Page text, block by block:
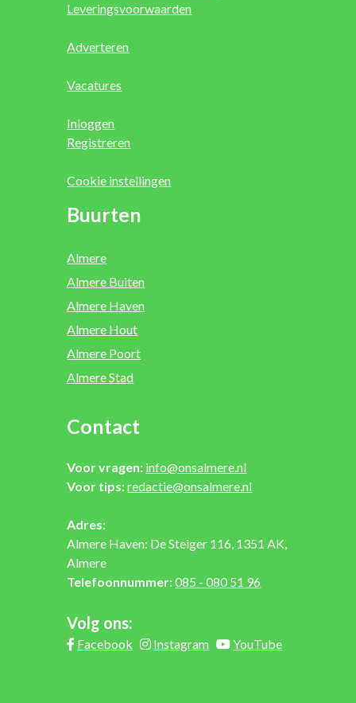
Leveringsvoorwaarden
Adverteren
Vacatures
Inloggen
Registreren
Cookie instellingen
Buurten
Almere
Almere Buiten
Almere Haven
Almere Hout
Almere Poort
Almere Stad
Contact
Voor vragen: info@onsalmere.nl
Voor tips:redactie@onsalmere.nl
Adres:
Almere Haven: De Steiger 116, 1351 AK,
Almere
Telefoonnummer:085 - 080 51 96
Volg ons:
Facebook Instagram YouTube